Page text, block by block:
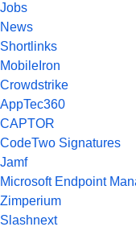
Jobs
News
Shortlinks
MobileIron
Crowdstrike
AppTec360
CAPTOR
CodeTwo Signatures
Jamf
Microsoft Endpoint
Zimperium
Slashnext